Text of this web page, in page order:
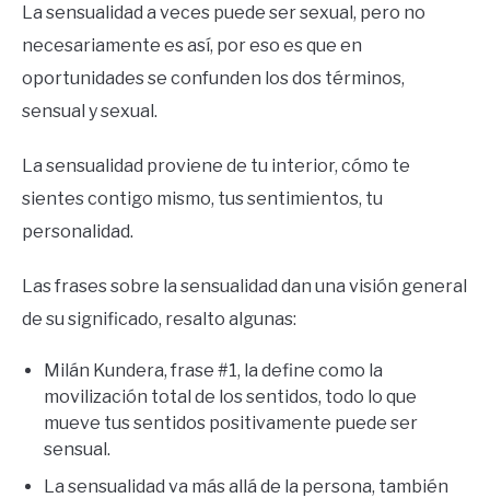
La sensualidad a veces puede ser sexual, pero no
necesariamente es así, por eso es que en
oportunidades se confunden los dos términos,
sensual y sexual.
La sensualidad proviene de tu interior, cómo te
sientes contigo mismo, tus sentimientos, tu
personalidad.
Las frases sobre la sensualidad dan una visión general
de su significado, resalto algunas:
Milán Kundera, frase #1, la define como la
movilización total de los sentidos, todo lo que
mueve tus sentidos positivamente puede ser
sensual.
La sensualidad va más allá de la persona, también